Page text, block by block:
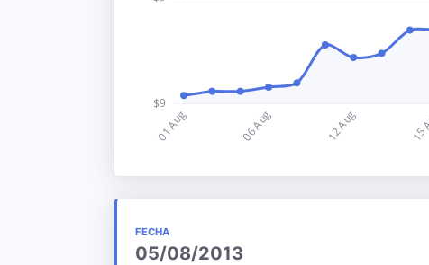
FECHA
05/08/2013